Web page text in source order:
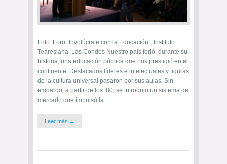
Foto: Foro “Involúcrate con la Educación”, Instituto
Tearesiana, Las Condes Nuestro país forjó, durante su
historia, una educación pública que nos prestigió en el
continente. Destacados líderes e intelectuales y figuras
de la cultura universal pasaron por sus aulas. Sin
embargo, a partir de los ’80, se introdujo un sistema de
mercado que impulsó la …
Leer más →